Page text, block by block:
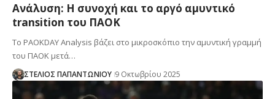
Ανάλυση: Η συνοχή και το αργό αμυντικό
transition του ΠΑΟΚ
Το PAOKDAY Analysis βάζει στο μικροσκόπιο την αμυντική γραμμή
του ΠΑΟΚ μετά…
ΣΤΕΛΙΟΣ ΠΑΠΑΝΤΩΝΙΟΥ 9 Οκτωβρίου 2025